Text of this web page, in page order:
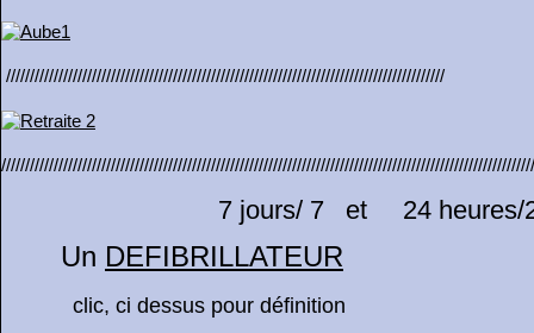
////////////////////////////////////////////////////////////////////////////////////////////
////////////////////////////////////////////////////////////////////////////////////////////////////////////////
7 jours/ 7 et 24 heures/
Un DEFIBRILLATEUR
clic, ci dessus pour définition